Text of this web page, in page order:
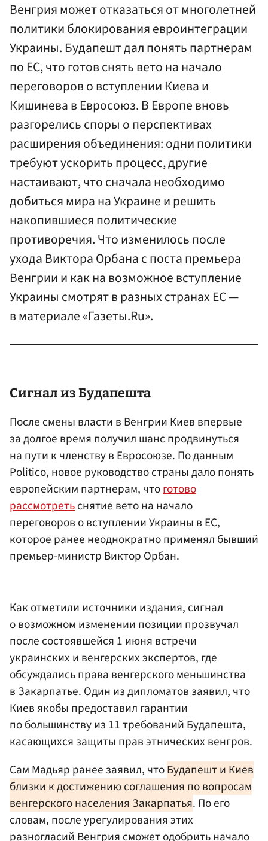
Венгрия может отказаться от многолетней
политики блокирования евроинтеграции
Украины. Будапешт дал понять партнерам
по ЕС, что готов снять вето на начало
переговоров о вступлении Киева и
Кишинева в Евросоюз. В Европе вновь
разгорелись споры о перспективах
расширения объединения: одни политики
требуют ускорить процесс, другие
настаивают, что сначала необходимо
добиться мира на Украине и решить
накопившиеся политические
противоречия. Что изменилось после
ухода Виктора Орбана с поста премьера
Венгрии и как на возможное вступление
Украины смотрят в разных странах ЕС —
в материале «Газеты.Ru».
Сигнал изБудапешта
После смены власти в Венгрии Киев впервые
за долгое время получил шанс продвинуться
на пути к членству в Евросоюзе. По данным
Politico, новое руководство страны дало понять
европейским партнерам, чтоготово
рассмотретьснятие вето на начало
переговоров о вступленииУкраинывЕС,
которое ранее неоднократно применял бывший
премьер-министр Виктор Орбан.
Как отметили источники издания, сигнал
о возможном изменении позиции прозвучал
после состоявшейся 1 июня встречи
украинских и венгерских экспертов, где
обсуждались права венгерского меньшинства
в Закарпатье. Один из дипломатов заявил, что
Киев якобы предоставил гарантии
по большинству из 11 требований Будапешта,
касающихся защиты прав этнических венгров.
Сам Мадьяр ранее заявил, чтоБудапешт и Киев
близки к достижению соглашения по вопросам
венгерского населения Закарпатья. По его
словам, после урегулирования этих
разногласий Венгрия сможет одобрить начало